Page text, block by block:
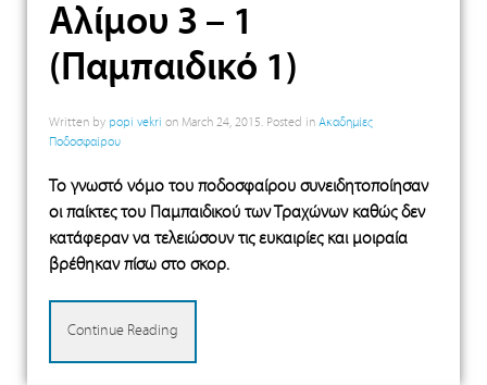
Αλίμου 3 – 1
(Παμπαιδικό 1)
Written by popi vekri on March 24, 2015. Posted in Ακαδημίες
Ποδοσφαίρου
Το γνωστό νόμο του ποδοσφαίρου συνειδητοποίησαν
οι παίκτες του Παμπαιδικού των Τραχώνων καθώς δεν
κατάφεραν να τελειώσουν τις ευκαιρίες και μοιραία
βρέθηκαν πίσω στο σκορ.
Continue Reading